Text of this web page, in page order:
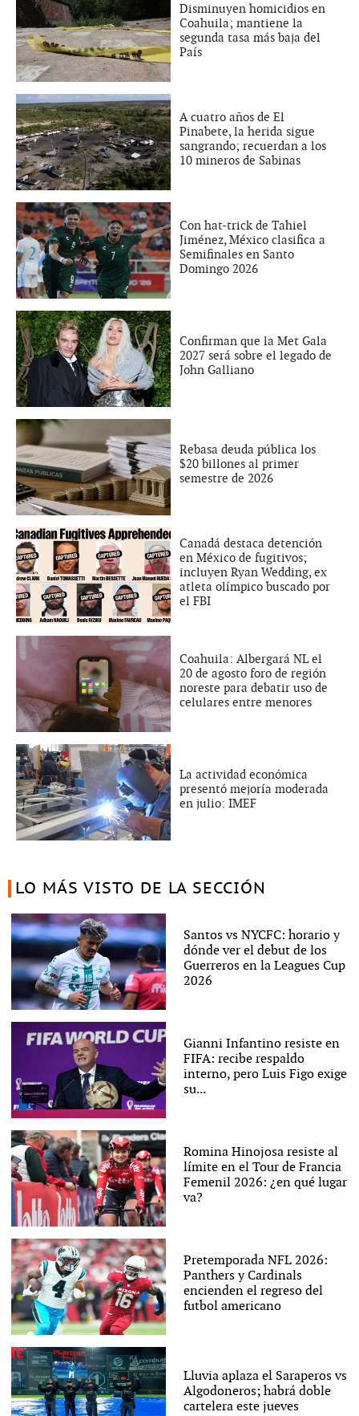
Disminuyen homicidios en
Coahuila; mantiene la
segunda tasa más baja del
País
A cuatro años de El
Pinabete, la herida sigue
sangrando; recuerdan a los
10 mineros de Sabinas
Con hat-trick de Tahiel
Jiménez, México clasifica a
Semifinales en Santo
Domingo 2026
Confirman que la Met Gala
2027 será sobre el legado de
John Galliano
Rebasa deuda pública los
$20 billones al primer
semestre de 2026
Canadá destaca detención
en México de fugitivos;
incluyen Ryan Wedding, ex
atleta olímpico buscado por
el FBI
Coahuila: Albergará NL el
20 de agosto foro de región
noreste para debatir uso de
celulares entre menores
La actividad económica
presentó mejoría moderada
en julio: IMEF
LO MÁS VISTO DE LA SECCIÓN
Santos vs NYCFC: horario y
dónde ver el debut de los
Guerreros en la Leagues Cup
2026
Gianni Infantino resiste en
FIFA: recibe respaldo
interno, pero Luis Figo exige
su...
Romina Hinojosa resiste al
límite en el Tour de Francia
Femenil 2026: ¿en qué lugar
va?
Pretemporada NFL 2026:
Panthers y Cardinals
encienden el regreso del
futbol americano
Lluvia aplaza el Saraperos vs
Algodoneros; habrá doble
cartelera este jueves